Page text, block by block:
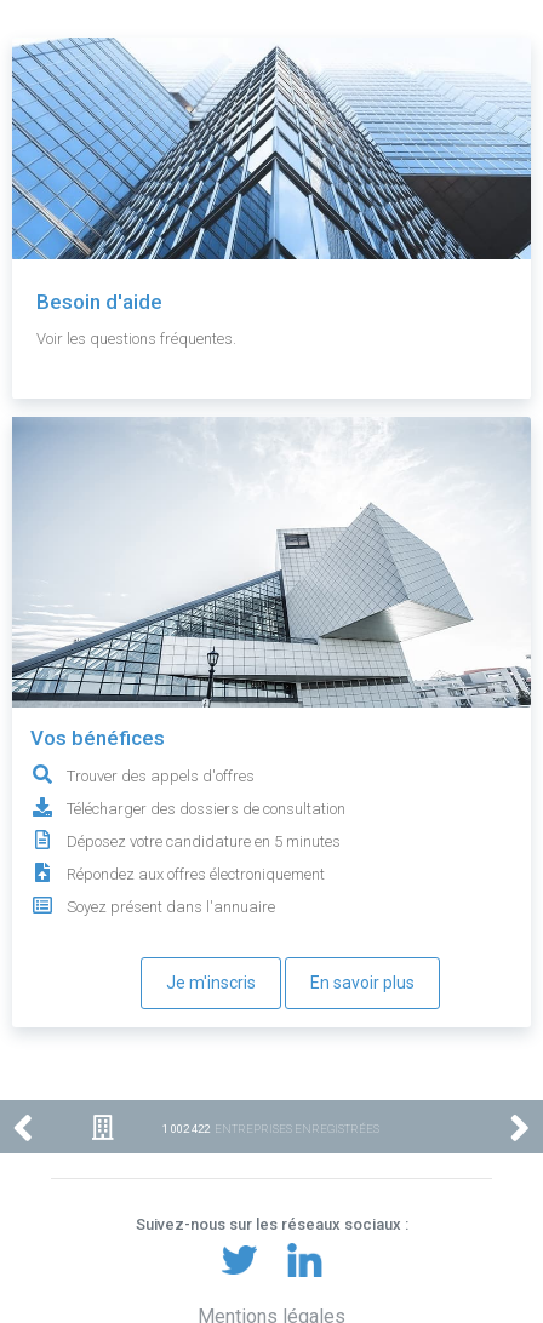
Besoin d'aide
Voir les questions fréquentes.
Vos bénéfices
Trouver des appels d'offres
Télécharger des dossiers de consultation
Déposez votre candidature en 5 minutes
Répondez aux offres électroniquement
Soyez présent dans l'annuaire
Je m'inscris En savoir plus
1 002 422 ENTREPRISES ENREGISTRÉES
Suivez-nous sur les réseaux sociaux :
Mentions légales